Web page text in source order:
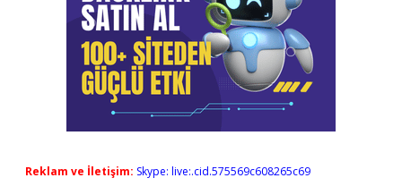
Reklam ve İletişim: Skype: live:.cid.575569c608265c69